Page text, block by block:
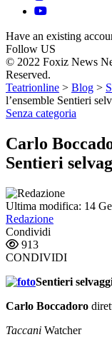
Have an existing
Follow US
© 2022 Foxiz News
Reserved.
Teatrionline > Blog >
l’ensemble Sentieri
Senza categoria
Carlo
Sentieri
Ultima modifica: 14
Redazione
Condividi
913
CONDIVIDI
Sentieri
Carlo Boccadoro
Taccani Watcher